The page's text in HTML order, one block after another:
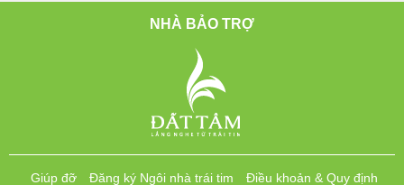
NHÀ BẢO TRỢ
Giúp đỡ Đăng ký Ngôi nhà trái tim Điều khoản & Quy định